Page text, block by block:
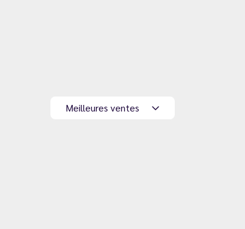
Meilleures ventes